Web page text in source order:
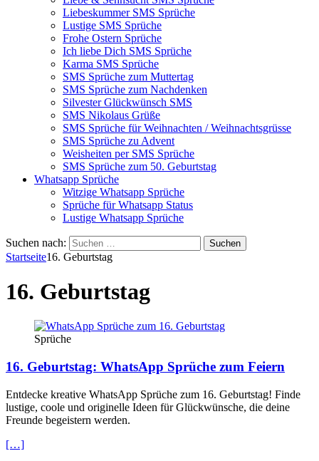
Liebeskummer SMS Sprüche
Lustige SMS Sprüche
Frohe Ostern Sprüche
Ich liebe Dich SMS Sprüche
Karma SMS Sprüche
SMS Sprüche zum Muttertag
SMS Sprüche zum Nachdenken
Silvester Glückwünsch SMS
SMS Nikolaus Grüße
SMS Sprüche für Weihnachten / Weihnachtsgrüsse
SMS Sprüche zu Advent
Weisheiten per SMS Sprüche
SMS Sprüche zum 50. Geburtstag
Whatsapp Sprüche
Witzige Whatsapp Sprüche
Sprüche für Whatsapp Status
Lustige Whatsapp Sprüche
Suchen nach:
Startseite16. Geburtstag
16. Geburtstag
Sprüche
16. Geburtstag: WhatsApp Sprüche zum Feiern
Entdecke kreative WhatsApp Sprüche zum 16. Geburtstag! Finde
lustige, coole und originelle Ideen für Glückwünsche, die deine
Freunde begeistern werden.
[…]